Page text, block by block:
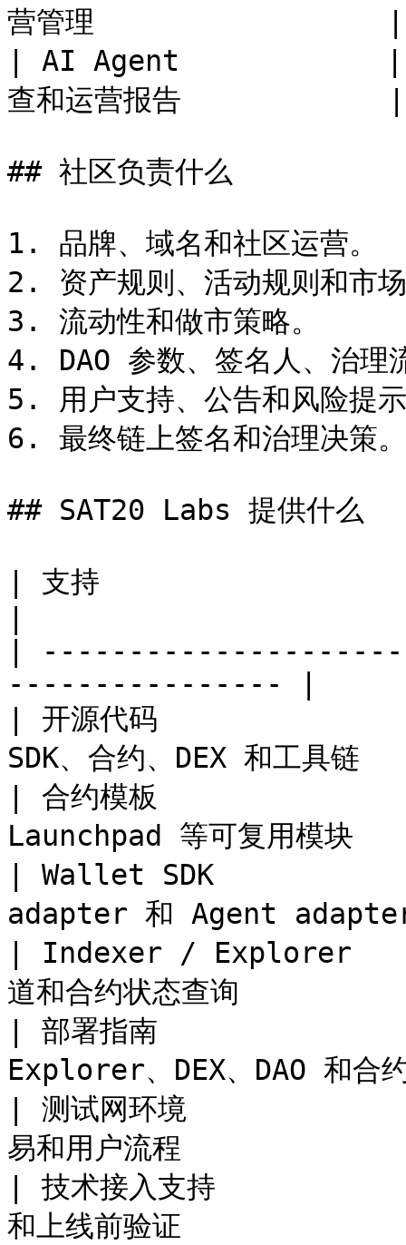
营管理                 |
| AI Agent            | 支持
查和运营报告            |
## 社区负责什么
1. 品牌、域名和社区运营。
2. 资产规则、活动规则和市
3. 流动性和做市策略。
4. DAO 参数、签名人、治理
5. 用户支持、公告和风险提
6. 最终链上签名和治理决策。
## SAT20 Labs 提供什么
| 支持
|
---------------- |
| 开源代码
SDK、合约、DEX 和工
| 合约模板
Launchpad 等可复用
| Wallet SDK              |
adapter 和 Agent
| Indexer / Explorer
道和合约状态查询
| 部署指南
Explorer、DEX、DAO 和
| 测试网环境
易和用户流程
| 技术接入支持
和上线前验证